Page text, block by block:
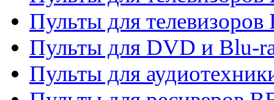
Пульты для
Пульты для DVD и Blu-
Пульты для